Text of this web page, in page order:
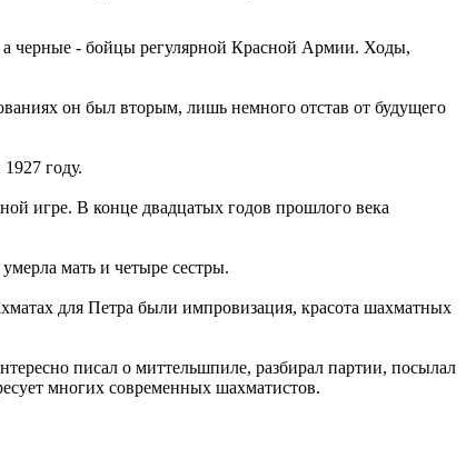
черные - бойцы регулярной Красной Армии. Ходы,
он был вторым, лишь немного отстав от будущего
году.
игре. В конце двадцатых годов прошлого века
мать и четыре сестры.
для Петра были импровизация, красота шахматных
писал о миттельшпиле, разбирал партии, посылал
многих современных шахматистов.